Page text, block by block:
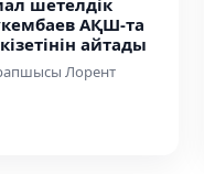
шетелдік
АҚШ-та
айтады
Лорент